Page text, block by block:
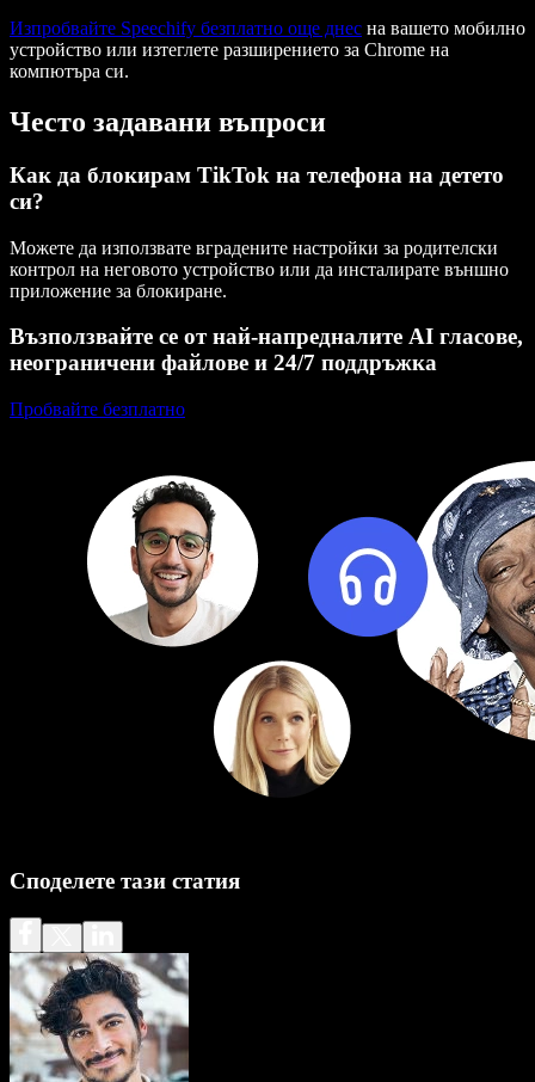
Изпробвайте Speechify безплатно още днес на вашето мобилно
устройство или изтеглете разширението за Chrome на
компютъра си.
Често задавани въпроси
Как да блокирам TikTok на телефона на детето
си?
Можете да използвате вградените настройки за родителски
контрол на неговото устройство или да инсталирате външно
приложение за блокиране.
Възползвайте се от най-напредналите AI гласове,
неограничени файлове и 24/7 поддръжка
Пробвайте безплатно
Споделете тази статия